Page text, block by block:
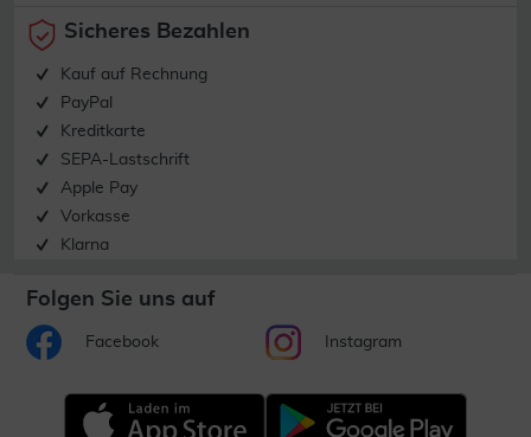
Sicheres Bezahlen
Kauf auf Rechnung
PayPal
Kreditkarte
SEPA-Lastschrift
Apple Pay
Vorkasse
Klarna
Folgen Sie uns auf
Facebook Instagram